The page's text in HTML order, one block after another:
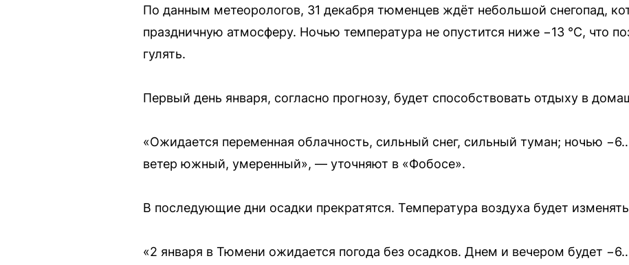
По данным метеорологов, 31 декабря тюменцев ждёт небольшой снегопад,
праздничную атмосферу. Ночью температура не опустится ниже −13 °C, что
гулять.
Первый день января, согласно прогнозу, будет способствовать отдыху в
«Ожидается переменная облачность, сильный снег, сильный туман; ночью
ветер южный, умеренный», — уточняют в «Фобосе».
В последующие дни осадки прекратятся. Температура воздуха будет
«2 января в Тюмени ожидается погода без осадков. Днем и вечером будет